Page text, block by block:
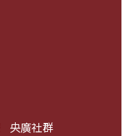
央廣社群